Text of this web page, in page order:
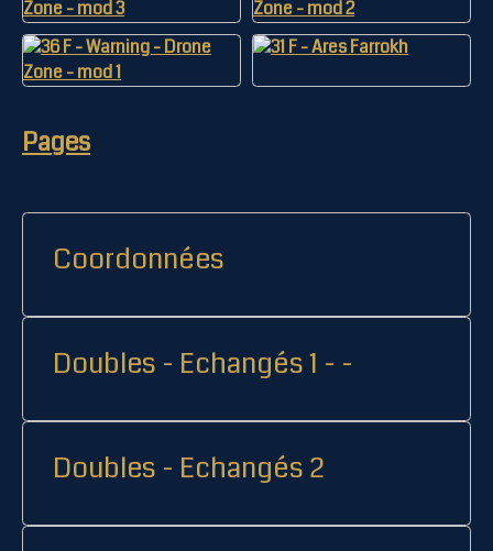
Pages
Coordonnées
Doubles - Echangés 1 - -
Doubles - Echangés 2